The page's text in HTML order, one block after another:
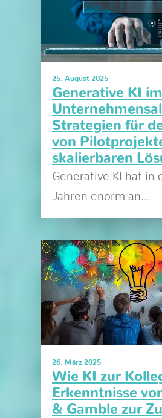
25. August 2025
Generative KI im
Strategien für
von
skalierbaren
Generative KI hat in
Jahren enorm an…
26. März 2025
Wie KI zur
Erkenntnisse
& Gamble zur